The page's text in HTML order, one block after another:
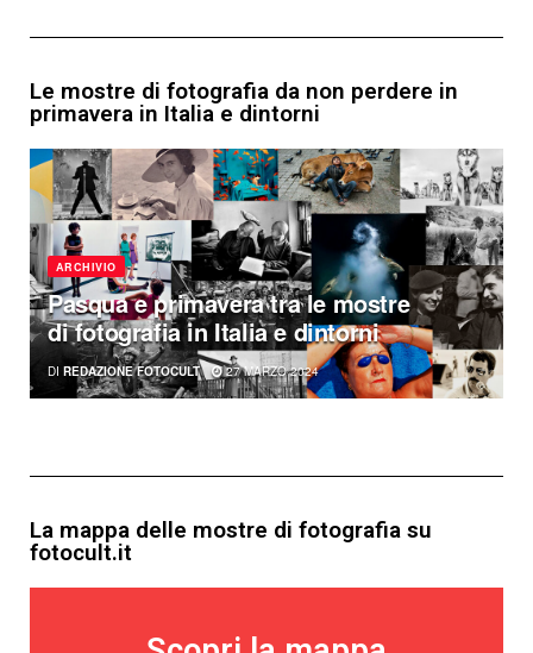
Le mostre di fotografia da non perdere in
primavera in Italia e dintorni
ARCHIVIO
Pasqua e primavera tra le mostre
di fotografia in Italia e dintorni
DI REDAZIONE FOTOCULT 27 MARZO 2024
La mappa delle mostre di fotografia su
fotocult.it